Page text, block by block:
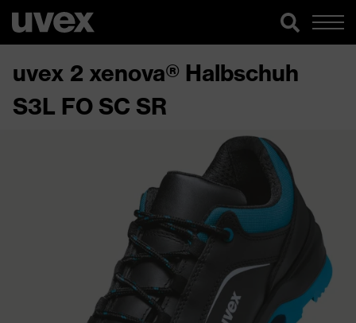
uvex 2 xenova® Halbschuh
S3L FO SC SR